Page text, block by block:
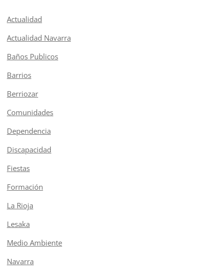
Actualidad
Actualidad Navarra
Baños Publicos
Barrios
Berriozar
Comunidades
Dependencia
Discapacidad
Fiestas
Formación
La Rioja
Lesaka
Medio Ambiente
Navarra